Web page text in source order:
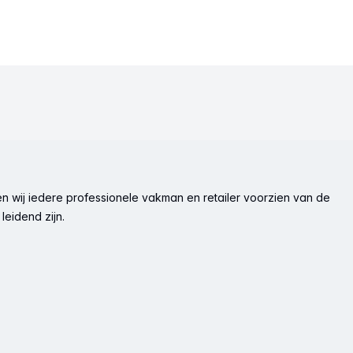
wij iedere professionele vakman en retailer voorzien van de
zijn.